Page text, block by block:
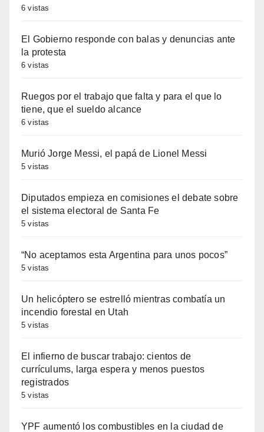
6 vistas
El Gobierno responde con balas y denuncias ante
la protesta
6 vistas
Ruegos por el trabajo que falta y para el que lo
tiene, que el sueldo alcance
6 vistas
Murió Jorge Messi, el papá de Lionel Messi
5 vistas
Diputados empieza en comisiones el debate sobre
el sistema electoral de Santa Fe
5 vistas
“No aceptamos esta Argentina para unos pocos”
5 vistas
Un helicóptero se estrelló mientras combatía un
incendio forestal en Utah
5 vistas
El infierno de buscar trabajo: cientos de
currículums, larga espera y menos puestos
registrados
5 vistas
YPF aumentó los combustibles en la ciudad de